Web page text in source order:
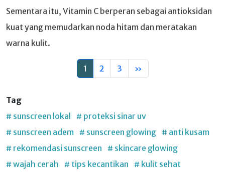
Sementara itu, Vitamin C berperan sebagai antioksidan
kuat yang memudarkan noda hitam dan meratakan
warna kulit.
1 2 3 »
Tag
# sunscreen lokal
# proteksi sinar uv
# sunscreen adem # sunscreen glowing # anti kusam
# rekomendasi sunscreen
# skincare glowing
# wajah cerah
# tips kecantikan
# kulit sehat